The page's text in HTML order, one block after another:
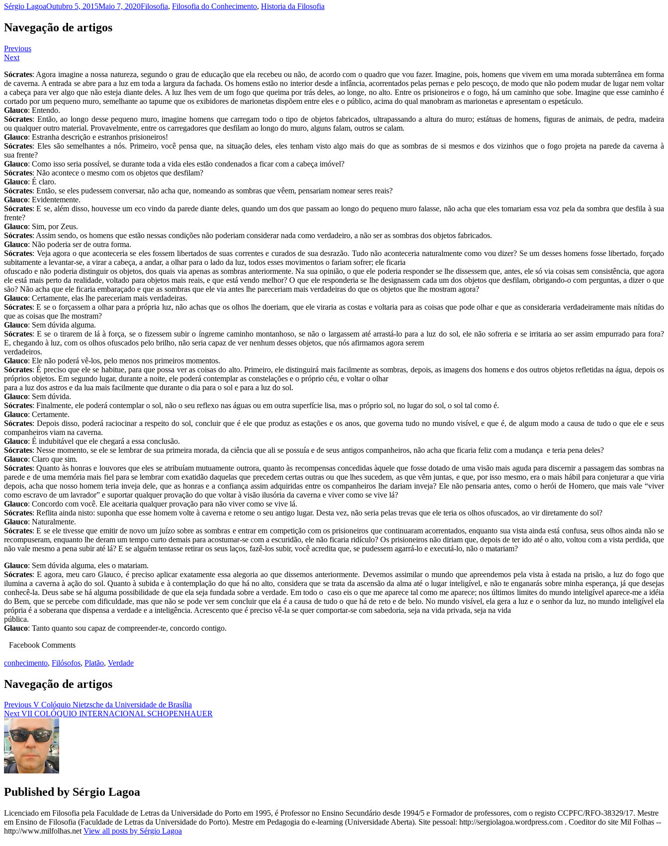
Sérgio LagoaOutubro 5, 2015Maio 7, 2020Filosofia, Filosofia do Conhecimento, Historia da Filosofia
Navegação de artigos
Previous
Next
Sócrates: Agora imagine a nossa natureza, segundo o grau de educação que ela recebeu ou não, de acordo com o quadro que vou fazer. Imagine, pois, homens que vivem em uma morada subterrânea em forma
de caverna. A entrada se abre para a luz em toda a largura da fachada. Os homens estão no interior desde a infância, acorrentados pelas pernas e pelo pescoço, de modo que não podem mudar de lugar nem voltar
a cabeça para ver algo que não esteja diante deles. A luz lhes vem de um fogo que queima por trás deles, ao longe, no alto. Entre os prisioneiros e o fogo, há um caminho que sobe. Imagine que esse caminho é
cortado por um pequeno muro, semelhante ao tapume que os exibidores de marionetas dispõem entre eles e o público, acima do qual manobram as marionetas e apresentam o espetáculo.
Glauco: Entendo.
Sócrates: Então, ao longo desse pequeno muro, imagine homens que carregam todo o tipo de objetos fabricados, ultrapassando a altura do muro; estátuas de homens, figuras de animais, de pedra, madeira
ou qualquer outro material. Provavelmente, entre os carregadores que desfilam ao longo do muro, alguns falam, outros se calam.
Glauco: Estranha descrição e estranhos prisioneiros!
Sócrates: Eles são semelhantes a nós. Primeiro, você pensa que, na situação deles, eles tenham visto algo mais do que as sombras de si mesmos e dos vizinhos que o fogo projeta na parede da caverna à
sua frente?
Glauco: Como isso seria possível, se durante toda a vida eles estão condenados a ficar com a cabeça imóvel?
Sócrates: Não acontece o mesmo com os objetos que desfilam?
Glauco: É claro.
Sócrates: Então, se eles pudessem conversar, não acha que, nomeando as sombras que vêem, pensariam nomear seres reais?
Glauco: Evidentemente.
Sócrates: E se, além disso, houvesse um eco vindo da parede diante deles, quando um dos que passam ao longo do pequeno muro falasse, não acha que eles tomariam essa voz pela da sombra que desfila à sua
frente?
Glauco: Sim, por Zeus.
Sócrates: Assim sendo, os homens que estão nessas condições não poderiam considerar nada como verdadeiro, a não ser as sombras dos objetos fabricados.
Glauco: Não poderia ser de outra forma.
Sócrates: Veja agora o que aconteceria se eles fossem libertados de suas correntes e curados de sua desrazão. Tudo não aconteceria naturalmente como vou dizer? Se um desses homens fosse libertado, forçado
subitamente a levantar-se, a virar a cabeça, a andar, a olhar para o lado da luz, todos esses movimentos o fariam sofrer; ele ficaria
ofuscado e não poderia distinguir os objetos, dos quais via apenas as sombras anteriormente. Na sua opinião, o que ele poderia responder se lhe dissessem que, antes, ele só via coisas sem consistência, que agora
ele está mais perto da realidade, voltado para objetos mais reais, e que está vendo melhor? O que ele responderia se lhe designassem cada um dos objetos que desfilam, obrigando-o com perguntas, a dizer o que
são? Não acha que ele ficaria embaraçado e que as sombras que ele via antes lhe pareceriam mais verdadeiras do que os objetos que lhe mostram agora?
Glauco: Certamente, elas lhe pareceriam mais verdadeiras.
Sócrates: E se o forçassem a olhar para a própria luz, não achas que os olhos lhe doeriam, que ele viraria as costas e voltaria para as coisas que pode olhar e que as consideraria verdadeiramente mais nítidas do
que as coisas que lhe mostram?
Glauco: Sem dúvida alguma.
Sócrates: E se o tirarem de lá à força, se o fizessem subir o íngreme caminho montanhoso, se não o largassem até arrastá-lo para a luz do sol, ele não sofreria e se irritaria ao ser assim empurrado para fora?
E, chegando à luz, com os olhos ofuscados pelo brilho, não seria capaz de ver nenhum desses objetos, que nós afirmamos agora serem
verdadeiros.
Glauco: Ele não poderá vê-los, pelo menos nos primeiros momentos.
Sócrates: É preciso que ele se habitue, para que possa ver as coisas do alto. Primeiro, ele distinguirá mais facilmente as sombras, depois, as imagens dos homens e dos outros objetos refletidas na água, depois os
próprios objetos. Em segundo lugar, durante a noite, ele poderá contemplar as constelações e o próprio céu, e voltar o olhar
para a luz dos astros e da lua mais facilmente que durante o dia para o sol e para a luz do sol.
Glauco: Sem dúvida.
Sócrates: Finalmente, ele poderá contemplar o sol, não o seu reflexo nas águas ou em outra superfície lisa, mas o próprio sol, no lugar do sol, o sol tal como é.
Glauco: Certamente.
Sócrates: Depois disso, poderá raciocinar a respeito do sol, concluir que é ele que produz as estações e os anos, que governa tudo no mundo visível, e que é, de algum modo a causa de tudo o que ele e seus
companheiros viam na caverna.
Glauco: É indubitável que ele chegará a essa conclusão.
Sócrates: Nesse momento, se ele se lembrar de sua primeira morada, da ciência que ali se possuía e de seus antigos companheiros, não acha que ficaria feliz com a mudança e teria pena deles?
Glauco: Claro que sim.
Sócrates: Quanto às honras e louvores que eles se atribuíam mutuamente outrora, quanto às recompensas concedidas àquele que fosse dotado de uma visão mais aguda para discernir a passagem das sombras na
parede e de uma memória mais fiel para se lembrar com exatidão daquelas que precedem certas outras ou que lhes sucedem, as que vêm juntas, e que, por isso mesmo, era o mais hábil para conjeturar a que viria
depois, acha que nosso homem teria inveja dele, que as honras e a confiança assim adquiridas entre os companheiros lhe dariam inveja? Ele não pensaria antes, como o herói de Homero, que mais vale “viver
como escravo de um lavrador” e suportar qualquer provação do que voltar à visão ilusória da caverna e viver como se vive lá?
Glauco: Concordo com você. Ele aceitaria qualquer provação para não viver como se vive lá.
Sócrates: Reflita ainda nisto: suponha que esse homem volte à caverna e retome o seu antigo lugar. Desta vez, não seria pelas trevas que ele teria os olhos ofuscados, ao vir diretamente do sol?
Glauco: Naturalmente.
Sócrates: E se ele tivesse que emitir de novo um juízo sobre as sombras e entrar em competição com os prisioneiros que continuaram acorrentados, enquanto sua vista ainda está confusa, seus olhos ainda não se
recompuseram, enquanto lhe deram um tempo curto demais para acostumar-se com a escuridão, ele não ficaria ridículo? Os prisioneiros não diriam que, depois de ter ido até o alto, voltou com a vista perdida, que
não vale mesmo a pena subir até lá? E se alguém tentasse retirar os seus laços, fazê-los subir, você acredita que, se pudessem agarrá-lo e executá-lo, não o matariam?
Glauco: Sem dúvida alguma, eles o matariam.
Sócrates: E agora, meu caro Glauco, é preciso aplicar exatamente essa alegoria ao que dissemos anteriormente. Devemos assimilar o mundo que apreendemos pela vista à estada na prisão, a luz do fogo que
ilumina a caverna à ação do sol. Quanto à subida e à contemplação do que há no alto, considera que se trata da ascensão da alma até o lugar inteligível, e não te enganarás sobre minha esperança, já que desejas
conhecê-la. Deus sabe se há alguma possibilidade de que ela seja fundada sobre a verdade. Em todo o caso eis o que me aparece tal como me aparece; nos últimos limites do mundo inteligível aparece-me a idéia
do Bem, que se percebe com dificuldade, mas que não se pode ver sem concluir que ela é a causa de tudo o que há de reto e de belo. No mundo visível, ela gera a luz e o senhor da luz, no mundo inteligível ela
própria é a soberana que dispensa a verdade e a inteligência. Acrescento que é preciso vê-la se quer comportar-se com sabedoria, seja na vida privada, seja na vida
pública.
Glauco: Tanto quanto sou capaz de compreender-te, concordo contigo.
Facebook Comments
conhecimento, Filósofos, Platão, Verdade
Navegação de artigos
Previous V Colóquio Nietzsche da Universidade de Brasília
Next VII COLÓQUIO INTERNACIONAL SCHOPENHAUER
Published by Sérgio Lagoa
Licenciado em Filosofia pela Faculdade de Letras da Universidade do Porto em 1995, é Professor no Ensino Secundário desde 1994/5 e Formador de professores, com o registo CCPFC/RFO-38329/17. Mestre
em Ensino de Filosofia (Faculdade de Letras da Universidade do Porto). Mestre em Pedagogia do e-learning (Universidade Aberta). Site pessoal: http://sergiolagoa.wordpress.com . Coeditor do site Mil Folhas --
http://www.milfolhas.net View all posts by Sérgio Lagoa